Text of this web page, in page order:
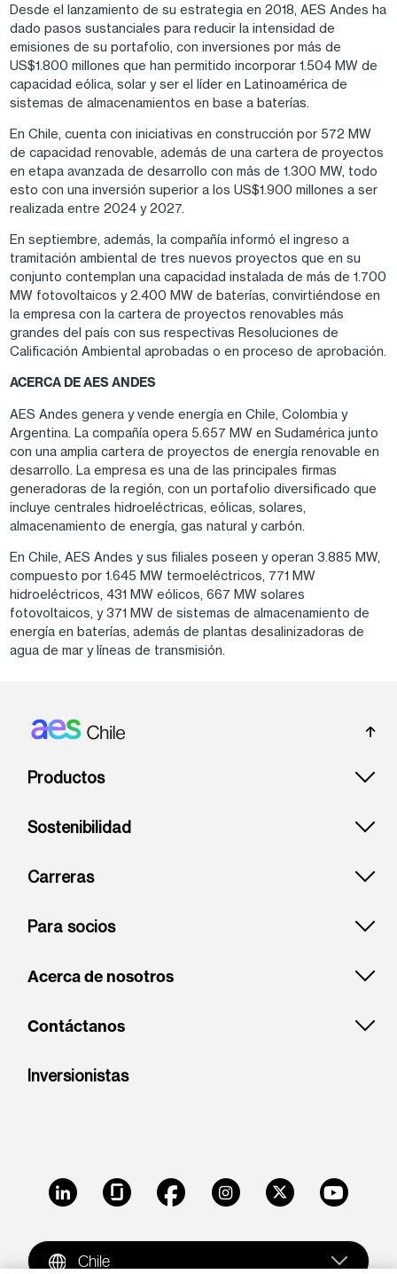
Desde el lanzamiento de su estrategia en 2018, AES Andes ha
dado pasos sustanciales para reducir la intensidad de
emisiones de su portafolio, con inversiones por más de
US$1.800 millones que han permitido incorporar 1.504 MW de
capacidad eólica, solar y ser el líder en Latinoamérica de
sistemas de almacenamientos en base a baterías.
En Chile, cuenta con iniciativas en construcción por 572 MW
de capacidad renovable, además de una cartera de proyectos
en etapa avanzada de desarrollo con más de 1.300 MW, todo
esto con una inversión superior a los US$1.900 millones a ser
realizada entre 2024 y 2027.
En septiembre, además, la compañía informó el ingreso a
tramitación ambiental de tres nuevos proyectos que en su
conjunto contemplan una capacidad instalada de más de 1.700
MW fotovoltaicos y 2.400 MW de baterías, convirtiéndose en
la empresa con la cartera de proyectos renovables más
grandes del país con sus respectivas Resoluciones de
Calificación Ambiental aprobadas o en proceso de aprobación.
ACERCA DE AES ANDES
AES Andes genera y vende energía en Chile, Colombia y
Argentina. La compañía opera 5.657 MW en Sudamérica junto
con una amplia cartera de proyectos de energía renovable en
desarrollo. La empresa es una de las principales firmas
generadoras de la región, con un portafolio diversificado que
incluye centrales hidroeléctricas, eólicas, solares,
almacenamiento de energía, gas natural y carbón.
En Chile, AES Andes y sus filiales poseen y operan 3.885 MW,
compuesto por 1.645 MW termoeléctricos, 771 MW
hidroeléctricos, 431 MW eólicos, 667 MW solares
fotovoltaicos, y 371 MW de sistemas de almacenamiento de
energía en baterías, además de plantas desalinizadoras de
agua de mar y líneas de transmisión.
Footer: Chile
Productos
Sostenibilidad
Carreras
Para socios
Acerca de nosotros
Contáctanos
Inversionistas
LinkedIn GlassdoorFacebookInstagramX Youtube
Chile